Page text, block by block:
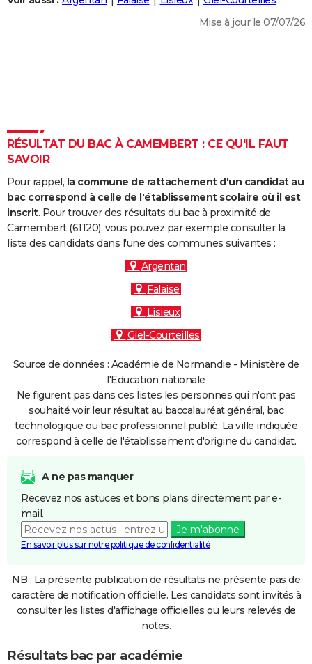
DICTIONNAIRE
Dictionnaire
Biographies
Citations
Expressions
Proverbes
PROGRAMME TV
COPAINS D'AVANT
S'inscrire
Se connecter
Lycées
Collèges
Primaires
Universités
Entreprises
Service militaire
Avis de recherche
AVIS DE DÉCÈS
FORUM
Mise à jour le 07/07/26
RÉSULTAT DU BAC À CAMEMBERT : CE QU'IL FAUT
SAVOIR
Pour rappel, la commune de rattachement d'un candidat au
bac correspond à celle de l'établissement scolaire où il est
inscrit. Pour trouver des résultats du bac à proximité de
Camembert (61120), vous pouvez par exemple consulter la
liste des candidats dans l'une des communes suivantes :
Argentan
Falaise
Lisieux
Giel-Courteilles
Source de données : Académie de Normandie - Ministère de
l'Education nationale
Ne figurent pas dans ces listes les personnes qui n'ont pas
souhaité voir leur résultat au baccalauréat général, bac
technologique ou bac professionnel publié. La ville indiquée
correspond à celle de l'établissement d'origine du candidat.
A ne pas manquer
Recevez nos astuces et bons plans directement par e-
mail.
Je m'abonne
En savoir plus sur notre politique de confidentialité
NB : La présente publication de résultats ne présente pas de
caractère de notification officielle. Les candidats sont invités à
consulter les listes d'affichage officielles ou leurs relevés de
notes.
Résultats bac par académie